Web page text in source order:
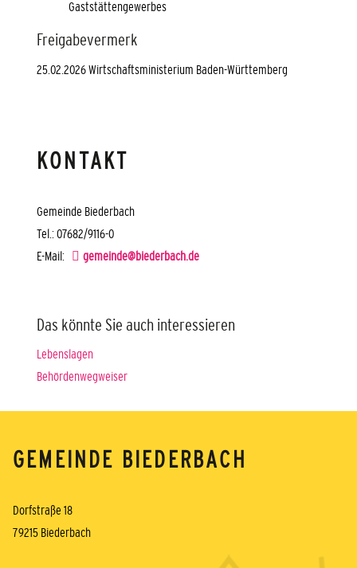
Gaststättengewerbes
Freigabevermerk
25.02.2026 Wirtschaftsministerium Baden-Württemberg
KONTAKT
Gemeinde Biederbach
Tel.: 07682/9116-0
E-Mail:
gemeinde@biederbach.de
Das könnte Sie auch interessieren
Lebenslagen
Behördenwegweiser
GEMEINDE BIEDERBACH
Dorfstraße 18
79215 Biederbach